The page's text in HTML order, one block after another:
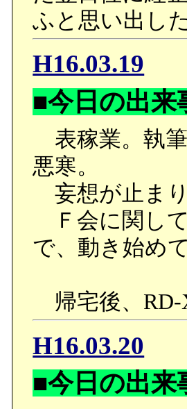
●ガリレオ開
付きらしい。
れまでとは別
●第三事業部
ていたチャド
うと思って
た。もっとも
きな経理的
これだけ生
●ハチマキに
嫌な人だっ
ですが、こち
●同じ「良い
葉は嫌味。ナ
ふと思い出した
H16.03.19
■今日の出来
表稼業。執
悪寒。
妄想が止ま
Ｆ会に関し
で、動き始め
帰宅後、RD-
H16.03.20
■今日の出来